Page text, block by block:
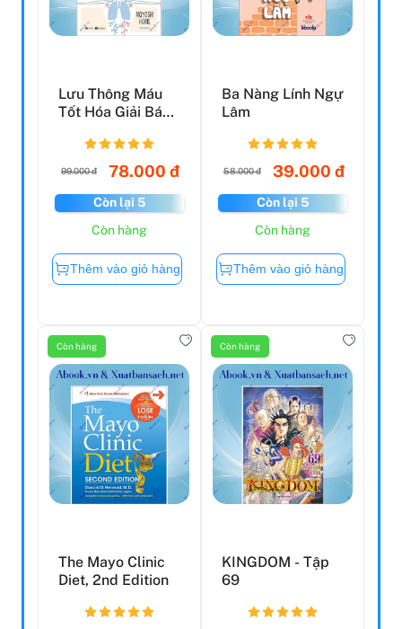
Lưu Thông Máu
Tốt Hóa Giải Bách
99.000 đ 78.000 đ
Còn lại 5
Còn hàng
Thêm vào giỏ hàng
Ba Nàng Lính Ngự
Lâm
58.000 đ 39.000 đ
Còn lại 5
Còn hàng
Thêm vào giỏ hàng
Còn hàng
The Mayo Clinic
Diet, 2nd Edition
Còn hàng
KINGDOM - Tập
69